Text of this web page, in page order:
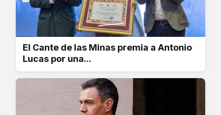
El Cante de las Minas premia a Antonio
Lucas por una...